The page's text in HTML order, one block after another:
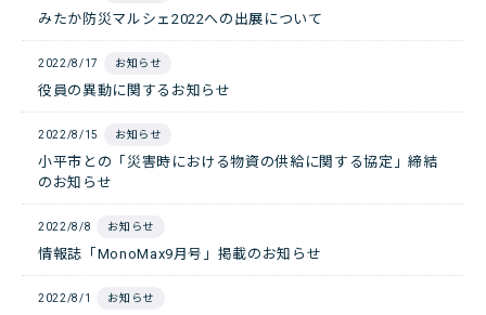
みたか防災マルシェ2022への出展について
2022/8/17 お知らせ
役員の異動に関するお知らせ
2022/8/15 お知らせ
小平市との「災害時における物資の供給に関する協定」締結
のお知らせ
2022/8/8 お知らせ
情報誌「MonoMax9月号」掲載のお知らせ
2022/8/1 お知らせ